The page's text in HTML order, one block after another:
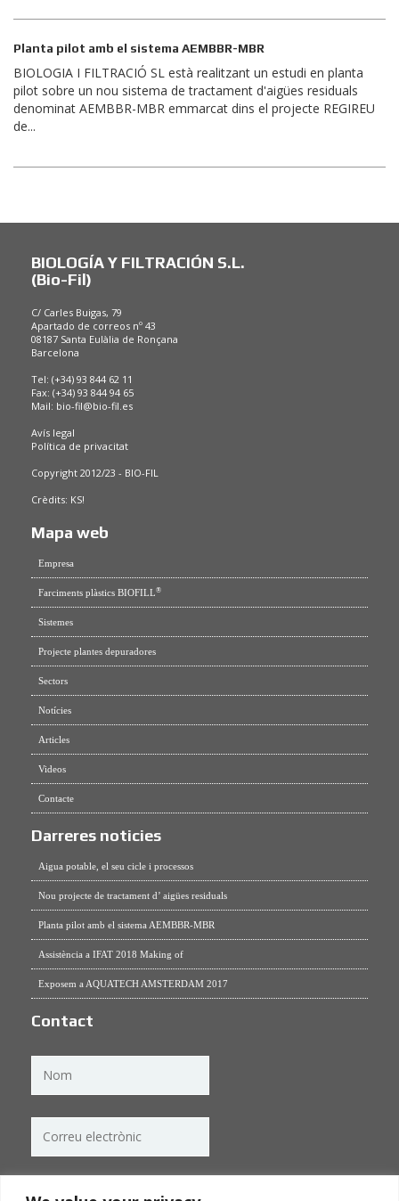
Planta pilot amb el sistema AEMBBR-MBR
BIOLOGIA I FILTRACIÓ SL està realitzant un estudi en planta
pilot sobre un nou sistema de tractament d'aigües residuals
denominat AEMBBR-MBR emmarcat dins el projecte REGIREU
de...
BIOLOGÍA Y FILTRACIÓN S.L.
(Bio-Fil)
C/ Carles Buigas, 79
Apartado de correos nº 43
08187 Santa Eulàlia de Ronçana
Barcelona
Tel: (+34) 93 844 62 11
Fax: (+34) 93 844 94 65
Mail: bio-fil@bio-fil.es
Avís legal
Política de privacitat
Copyright 2012/23 - BIO-FIL
Crèdits: KS!
Mapa web
Empresa
Farciments plàstics BIOFILL®
Sistemes
Projecte plantes depuradores
Sectors
Notícies
Articles
Videos
Contacte
Darreres noticies
Aigua potable, el seu cicle i processos
Nou projecte de tractament d’ aigües residuals
Planta pilot amb el sistema AEMBBR-MBR
Assistència a IFAT 2018 Making of
Exposem a AQUATECH AMSTERDAM 2017
Contact